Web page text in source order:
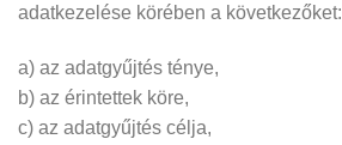
adatkezelése körében a következőket:
a) az adatgyűjtés ténye,
b) az érintettek köre,
c) az adatgyűjtés célja,